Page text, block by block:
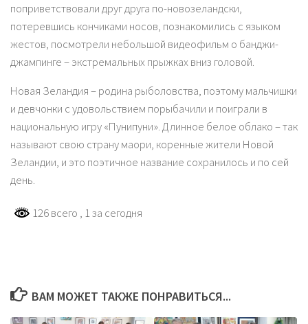
поприветствовали друг друга по-новозеландски,
потеревшись кончиками носов, познакомились с языком
жестов, посмотрели небольшой видеофильм о банджи-
джампинге – экстремальных прыжках вниз головой.
Новая Зеландия – родина рыболовства, поэтому мальчишки
и девчонки с удовольствием порыбачили и поиграли в
национальную игру «Пунипуни». Длинное белое облако – так
называют свою страну маори, коренные жители Новой
Зеландии, и это поэтичное название сохранилось и по сей
день.
126 всего , 1 за сегодня
ВАМ МОЖЕТ ТАКЖЕ ПОНРАВИТЬСЯ...